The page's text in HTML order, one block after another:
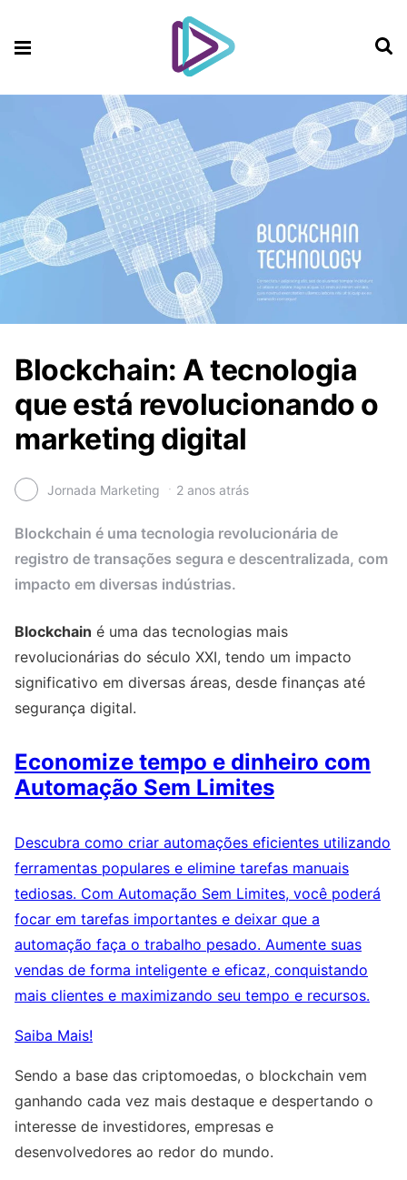
Blockchain: A tecnologia
que está revolucionando o
marketing digital
Jornada Marketing 2 anos atrás
Blockchain é uma tecnologia revolucionária de
registro de transações segura e descentralizada, com
impacto em diversas indústrias.
Blockchain é uma das tecnologias mais
revolucionárias do século XXI, tendo um impacto
significativo em diversas áreas, desde finanças até
segurança digital.
Economize tempo e dinheiro com
Automação Sem Limites
Descubra como criar automações eficientes utilizando
ferramentas populares e elimine tarefas manuais
tediosas. Com Automação Sem Limites, você poderá
focar em tarefas importantes e deixar que a
automação faça o trabalho pesado. Aumente suas
vendas de forma inteligente e eficaz, conquistando
mais clientes e maximizando seu tempo e recursos.
Saiba Mais!
Sendo a base das criptomoedas, o blockchain vem
ganhando cada vez mais destaque e despertando o
interesse de investidores, empresas e
desenvolvedores ao redor do mundo.